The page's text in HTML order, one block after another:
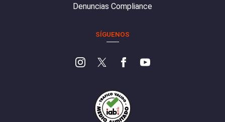
Denuncias Compliance
SÍGUENOS